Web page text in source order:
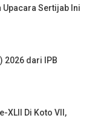
Sertijab Ini
2026 dari IPB
XLII Di Koto VII,